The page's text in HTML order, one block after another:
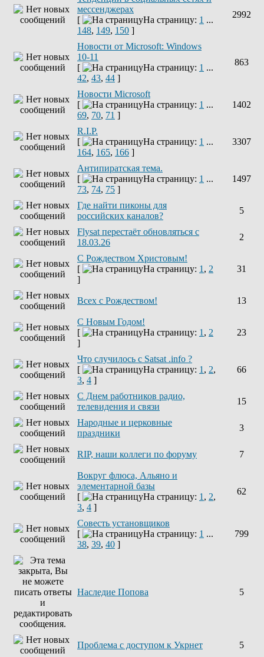
мессенджерах
[
На страницу: 1 ...
148, 149, 150 ]
2992
Новости от Microsoft: Windows
10-11
[
На страницу: 1 ...
42, 43, 44 ]
863
Новости Microsoft
[
На страницу: 1 ...
69, 70, 71 ]
1402
R.I.P.
[
На страницу: 1 ...
164, 165, 166 ]
3307
Антипиратская тема.
[
На страницу: 1 ...
73, 74, 75 ]
1497
Где найти пиконы для
российских каналов?
5
Flysat перестаёт обновляться с
18.03.26
2
С Рождеством Христовым!
[
На страницу: 1 , 2
]
31
Всех с Рождеством! 13
С Новым Годом!
[
На страницу: 1 , 2
]
23
Что случилось с Satsat .info ?
[
На страницу: 1 , 2,
3, 4 ]
66
C Днем работников радио,
телевидения и связи
15
Народные и церковные
праздники
3
RIP, наши коллеги по форуму 7
Вокруг флюса, Альяно и
элементарной базы
[
На страницу: 1 , 2,
3, 4 ]
62
Совесть установщиков
[
На страницу: 1 ...
38, 39, 40 ]
799
Наследие Попова 5
Проблема с доступом к Укрнет 5